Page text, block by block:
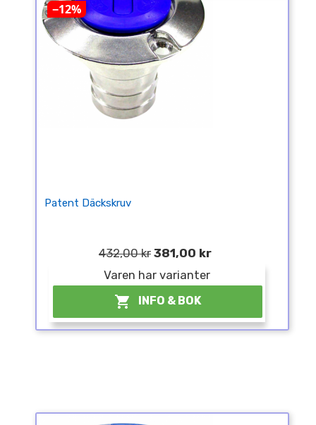
−12%
Patent Däckskruv
432,00 kr 381,00 kr
Varen har varianter
 INFO & BOK